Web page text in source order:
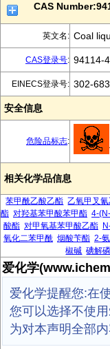
CAS
英文名: Coal
CAS登录号: 94114-
EINECS登录号: 302-
安全信息
危险品标志:
相关化学品信息
苯甲酰乙酸乙酯 乙氧甲叉
酯 对羟基苯甲酸苯甲酯 4-
酸酯 对甲氧基苯甲酸乙酯
氧化二苯甲酰 烟酸苄酯 2-
椒碱 碘解
爱化学
爱化学提醒您:在
您可以选择不使
为对本声明全部内